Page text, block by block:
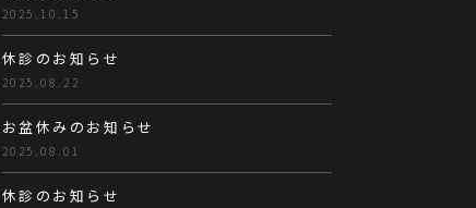
2025.10.15
休診のお知らせ
2025.08.22
お盆休みのお知らせ
2025.08.01
休診のお知らせ